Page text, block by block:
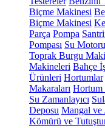
Biçme Makinesi
Biçme Makinesi
Parça Pompa
Pompası Su Motoru
Toprak Burgu
Makineleri Bahçe
Ürünleri Hortumlar
Makaraları Hortum
Su Zamanlayıcı
Deposu Mangal ve
Kömürü ve